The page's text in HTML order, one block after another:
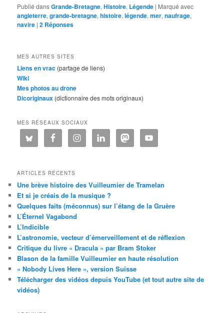
Publié dansGrande-Bretagne,Histoire, Légende | Marqué avec
angleterre,grande-bretagne,histoire,légende,mer,naufrage,
navire |2 Réponses
MES AUTRES SITES
Liens en vrac (partage de liens)
Wiki
Mes photos au drone
Dicoriginaux (dictionnaire des mots originaux)
MES RÉSEAUX SOCIAUX
ARTICLES RÉCENTS
Une brève histoire des Vuilleumier de Tramelan
Et si je créais de la musique ?
Quelques faits (méconnus) sur l’étang de la Gruère
L’Éternel Vagabond
L’Indicible
L’astronomie, vecteur d’émerveillement et de réflexion
Critique du livre « Dracula » par Bram Stoker
Blason de la famille Vuilleumier en haute résolution
« Nobody Lives Here », version Suisse
Télécharger des vidéos depuis YouTube (et tout autre site de
vidéos)